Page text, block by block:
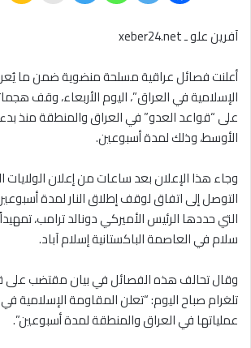
آفرين علو ـ xeber24.net
أعلنت فصائل عراقية مسلحة منضوية ضمن ما
الإسلامية في العراق”، اليوم الأربعاء، وقف
على “قواعد العدو” في العراق والمنطقة منذ
الأوسط، وذلك لمدة أسبوعين.
وجاء هذا الإعلان بعد ساعات من إعلان الولايات
التوصل إلى اتفاق لوقف إطلاق النار لمدة
التي حددها الرئيس الأميركي دونالد ترامب،
سلام في العاصمة الباكستانية إسلام آباد.
وقال تحالف هذه الفصائل في بيان مقتضب على
تلغرام صباح اليوم: “تعلن المقاومة الإسلامية
عملياتها في العراق والمنطقة لمدة أسبوعين”.